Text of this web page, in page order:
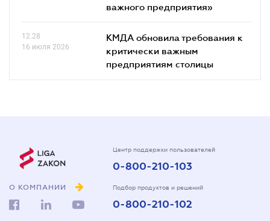
важного предприятия»
12.28
16 июля 2026
КМДА обновила требования к
критически важным
предприятиям столицы
О КОМПАНИИ
Центр поддержки пользователей
0-800-210-103
Подбор продуктов и решений
0-800-210-102